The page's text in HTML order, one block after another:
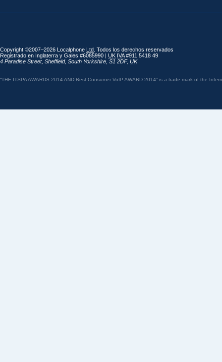
Copyright ©2007–2026 Localphone Ltd . Todos los derechos reservados
Registrado en Inglaterra y Gales #6085990 | UK IVA#911 5418 49
4 Paradise Street, Sheffield, South Yorkshire S1 2DF, UK
“THE ITSPA AWARDS 2014 AND Best Consumer VoIP AWARD 2014” is a trade mark of the